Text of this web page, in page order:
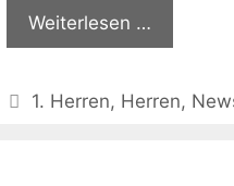
Weiterlesen …
Kategorien
1. Herren, Herren,